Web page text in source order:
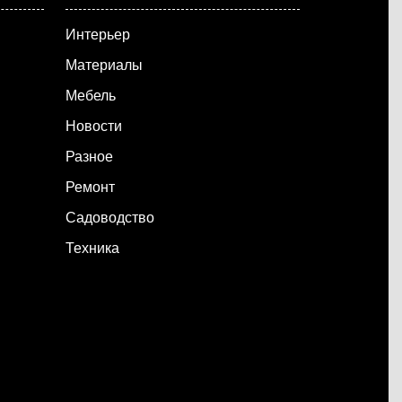
Интерьер
Материалы
Мебель
Новости
Разное
Ремонт
Садоводство
Техника